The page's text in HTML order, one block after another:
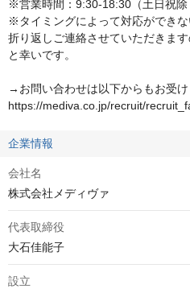
※営業時間：9:30-18:30（土日祝除
※タイミングによって対応ができな
折り返しご連絡させていただきま
と幸いです。
→お問い合わせは以下からもお受け
https://mediva.co.jp/recruit/
企業情報
会社名
株式会社メディヴァ
代表取締役
大石佳能子
設立